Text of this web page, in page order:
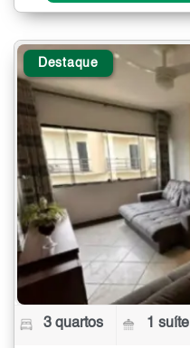
Destaque
3 quartos 1 suíte